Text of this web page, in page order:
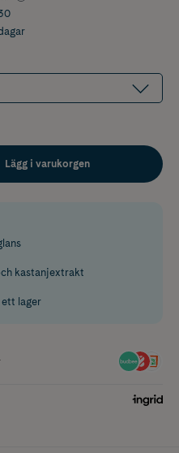
Lägg i varukorgen
kastanjextrakt
lager